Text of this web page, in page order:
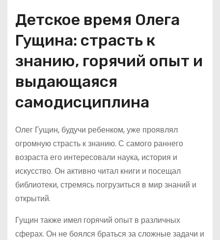
Детское время Олега
Гущина: страсть к
знанию, горячий опыт и
выдающаяся
самодисциплина
Олег Гущин, будучи ребенком, уже проявлял
огромную страсть к знанию. С самого раннего
возраста его интересовали наука, история и
искусство. Он активно читал книги и посещал
библиотеки, стремясь погрузиться в мир знаний и
открытий.
Гущин также имел горячий опыт в различных
сферах. Он не боялся браться за сложные задачи и